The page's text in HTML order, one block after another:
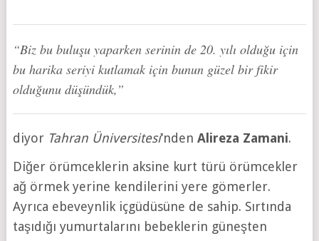
“Biz bu buluşu yaparken serinin de 20. yılı olduğu için
bu harika seriyi kutlamak için bunun güzel bir fikir
olduğunu düşündük,”
diyor Tahran Üniversitesi‘nden Alireza Zamani.
Diğer örümceklerin aksine kurt türü örümcekler
ağ örmek yerine kendilerini yere gömerler.
Ayrıca ebeveynlik içgüdüsüne de sahip. Sırtında
taşıdığı yumurtalarını bebeklerin güneşten